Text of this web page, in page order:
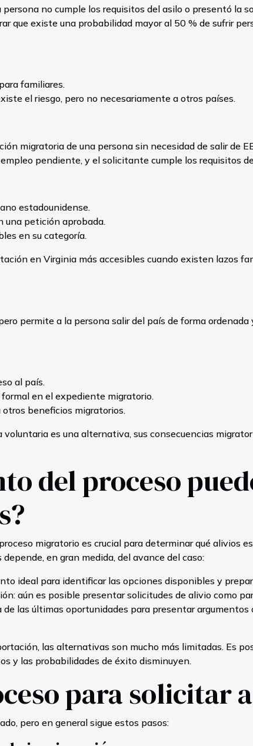
persona no cumple los requisitos del asilo o presentó la
que existe una probabilidad mayor al 50 % de sufrir
familiares.
el riesgo, pero no necesariamente a otros países.
migratoria de una persona sin necesidad de salir de
pendiente, y el solicitante cumple los requisitos
estadounidense.
una petición aprobada.
en su categoría.
en Virginia más accesibles cuando existen lazos
permite a la persona salir del país de forma
al país.
en el expediente migratorio.
beneficios migratorios.
es una alternativa, sus consecuencias
del proceso
migratorio es crucial para determinar qué alivios
en gran medida, del avance del caso:
ideal para identificar las opciones disponibles y
aún es posible presentar solicitudes de alivio como
las últimas oportunidades para presentar
las alternativas son mucho más limitadas. Es
y las probabilidades de éxito disminuyen.
para
pero en general sigue estos pasos: